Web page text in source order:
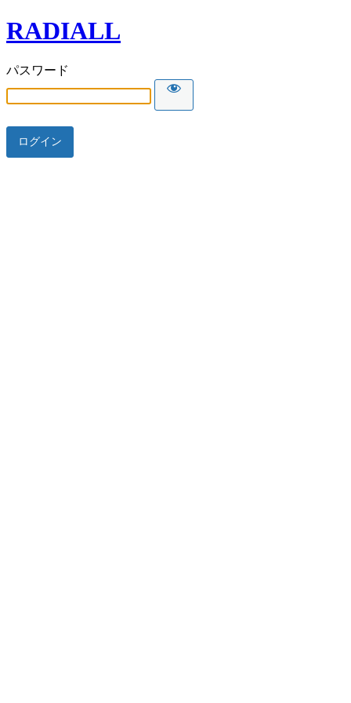
RADIALL
パスワード